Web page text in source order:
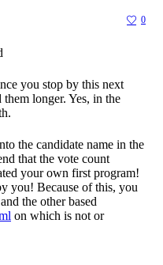
0
you stop by this next
longer. Yes, in the
the candidate name in the
that the vote count
your own first program!
you! Because of this, you
the other based
on which is not or